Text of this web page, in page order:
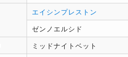
エイシンプレストン
ゼンノエルシド
ミッドナイトベット